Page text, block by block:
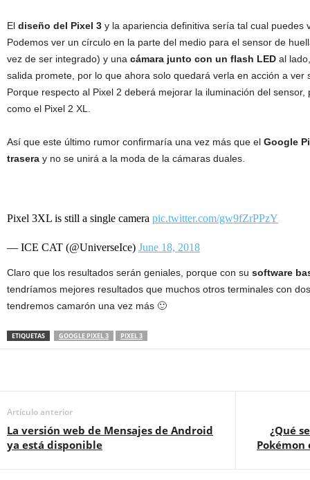
El diseño del Pixel 3 y la apariencia definitiva sería tal cual puedes
Podemos ver un círculo en la parte del medio para el sensor de
vez de ser integrado) y una cámara junto con un flash LED al
salida promete, por lo que ahora solo quedará verla en acción a ver
Porque respecto al Pixel 2 deberá mejorar la iluminación del
como el Pixel 2 XL.
Así que este último rumor confirmaría una vez más que el Google
trasera y no se unirá a la moda de la cámaras duales.
Pixel 3XL is still a single camera pic.twitter.com/gw9fZrPPzY
— ICE CAT (@UniverseIce) June 18, 2018
Claro que los resultados serán geniales, porque con su software
tendríamos mejores resultados que muchos otros terminales con
tendremos camarón una vez más 🙂
ETIQUETAS GOOGLE PIXEL 3 PIXEL 3
Artículo anterior
La versión web de Mensajes de Android
ya está disponible
¿Qué
Pokémon